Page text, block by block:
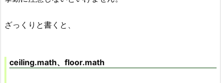
ざっくりと書くと、
ceiling.math、floor.math